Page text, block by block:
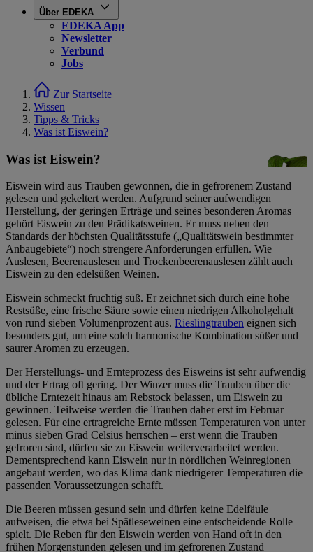
Über EDEKA
EDEKA App
Newsletter
Verbund
Jobs
Zur Startseite
Wissen
Tipps & Tricks
Was ist Eiswein?
Was ist Eiswein?
Eiswein wird aus Trauben gewonnen, die in gefrorenem Zustand
gelesen und gekeltert werden. Aufgrund seiner aufwendigen
Herstellung, der geringen Erträge und seines besonderen Aromas
gehört Eiswein zu den Prädikatsweinen. Er muss neben den
Standards der höchsten Qualitätsstufe („Qualitätswein bestimmter
Anbaugebiete“) noch strengere Anforderungen erfüllen. Wie
Auslesen, Beerenauslesen und Trockenbeerenauslesen zählt auch
Eiswein zu den edelsüßen Weinen.
Eiswein schmeckt fruchtig süß. Er zeichnet sich durch eine hohe
Restsüße, eine frische Säure sowie einen niedrigen Alkoholgehalt
von rund sieben Volumenprozent aus. Rieslingtrauben eignen sich
besonders gut, um eine solch harmonische Kombination süßer und
saurer Aromen zu erzeugen.
Der Herstellungs- und Ernteprozess des Eisweins ist sehr aufwendig
und der Ertrag oft gering. Der Winzer muss die Trauben über die
übliche Erntezeit hinaus am Rebstock belassen, um Eiswein zu
gewinnen. Teilweise werden die Trauben daher erst im Februar
gelesen. Für eine ertragreiche Ernte müssen Temperaturen von unter
minus sieben Grad Celsius herrschen – erst wenn die Trauben
gefroren sind, dürfen sie zu Eiswein weiterverarbeitet werden.
Dementsprechend kann Eiswein nur in nördlichen Weinregionen
angebaut werden, wo das Klima dank niedrigerer Temperaturen die
passenden Voraussetzungen schafft.
Die Beeren müssen gesund sein und dürfen keine Edelfäule
aufweisen, die etwa bei Spätleseweinen eine entscheidende Rolle
spielt. Die Reben für den Eiswein werden von Hand oft in den
frühen Morgenstunden gelesen und im gefrorenen Zustand